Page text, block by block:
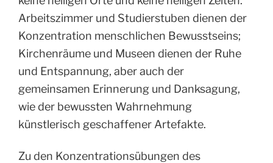
Arbeitszimmer und Studierstuben dienen der
Konzentration menschlichen Bewusstseins;
Kirchenräume und Museen dienen der Ruhe
und Entspannung, aber auch der
gemeinsamen Erinnerung und Danksagung,
wie der bewussten Wahrnehmung
künstlerisch geschaffener Artefakte.
Zu den Konzentrationsübungen des